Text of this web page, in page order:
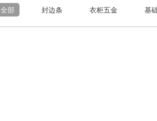
全部 封边条 衣柜五金 基